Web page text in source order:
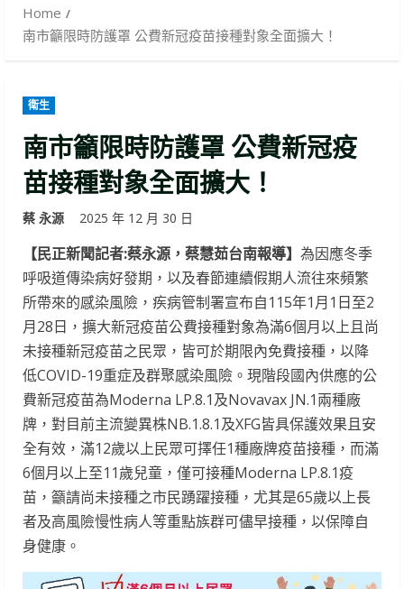
Home
南市籲限時防護罩 公費新冠疫苗接種對象全面擴大！
衛生
南市籲限時防護罩 公費新冠疫
苗接種對象全面擴大！
蔡 永源 2025 年 12 月 30 日
【民正新聞記者:蔡永源，蔡慧茹台南報導】 為因應冬季
呼吸道傳染病好發期，以及春節連續假期人流往來頻繁
所帶來的感染風險，疾病管制署宣布自115年1月1日至2
月28日，擴大新冠疫苗公費接種對象為滿6個月以上且尚
未接種新冠疫苗之民眾，皆可於期限內免費接種，以降
低COVID-19重症及群聚感染風險。現階段國內供應的公
費新冠疫苗為Moderna LP.8.1及Novavax JN.1兩種廠
牌，對目前主流變異株NB.1.8.1及XFG皆具保護效果且安
全有效，滿12歲以上民眾可擇任1種廠牌疫苗接種，而滿
6個月以上至11歲兒童，僅可接種Moderna LP.8.1疫
苗，籲請尚未接種之市民踴躍接種，尤其是65歲以上長
者及高風險慢性病人等重點族群可儘早接種，以保障自
身健康。